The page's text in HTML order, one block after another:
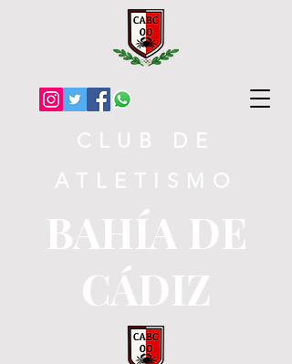
BAHÍA DE
CÁDIZ
CLUB DE
ATLETISMO